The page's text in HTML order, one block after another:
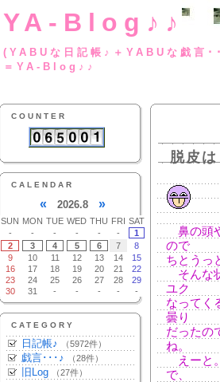
YA-Blog♪♪
(YABUな日記帳♪
＝YA-Blog♪♪
COUNTER
CALENDAR
« 2026.8 »
SUN MON TUE WED THU FRI SAT
-
- - - - -
1
2
3 4 5 6 7
8
9
10 11 12 13 14
15
16
17 18 19 20 21
22
23
24 25 26 27 28
29
30
31 - - - - -
CATEGORY
日記帳♪ （5972件）
戯言･･･♪ （28件）
旧Log （27件）
脱皮
鼻の頭
ので
ちとうっ
そんな
ユク
なってく
曇り
だったの
ね。
えーと
で、